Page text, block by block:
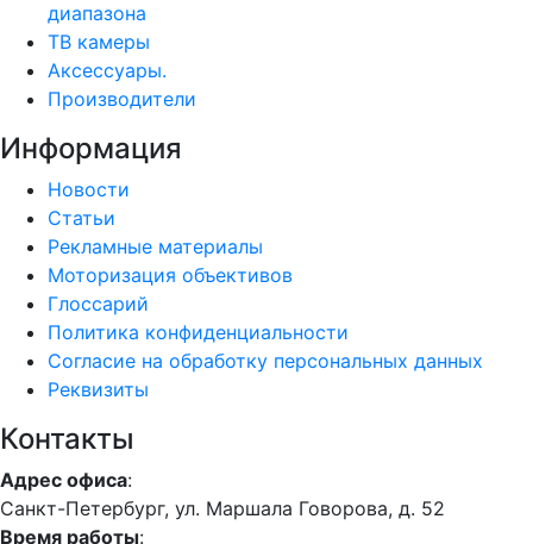
диапазона
ТВ камеры
Аксессуары.
Производители
Информация
Новости
Статьи
Рекламные материалы
Моторизация объективов
Глоссарий
Политика конфиденциальности
Согласие на обработку персональных данных
Реквизиты
Контакты
Адрес офиса:
Санкт-Петербург, ул. Маршала Говорова, д. 52
Время работы: